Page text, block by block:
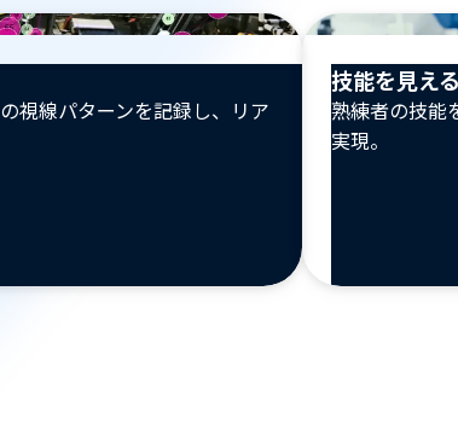
視線パターンを記録し、リア
技能を見え
熟練者の技能
実現。